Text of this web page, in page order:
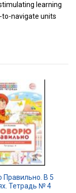
learning
navigate units
Правильно. В 5
Тетрадь № 4